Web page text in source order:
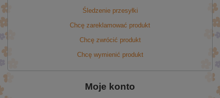
Śledzenie przesyłki
Chcę zareklamować produkt
Chcę zwrócić produkt
Chcę wymienić produkt
Moje konto